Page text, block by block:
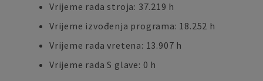
Vrijeme rada stroja: 37.219 h
Vrijeme izvođenja programa: 18.252 h
Vrijeme rada vretena: 13.907 h
Vrijeme rada S glave: 0 h